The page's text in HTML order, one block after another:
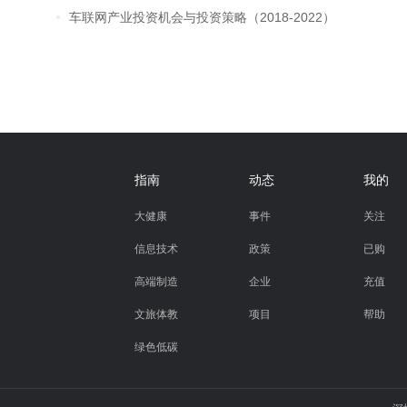
车联网产业投资机会与投资策略（2018-2022）
指南
大健康
信息技术
高端制造
文旅体教
绿色低碳
动态
事件
政策
企业
项目
我的
关注
已购
充值
帮助